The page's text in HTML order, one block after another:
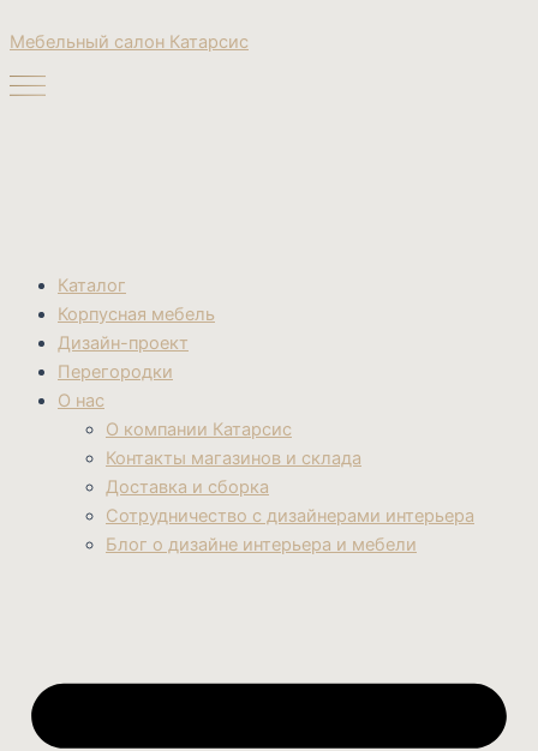
к
содержимому
Мебельный салон Катарсис
Каталог
Корпусная мебель
Дизайн-проект
Перегородки
О нас
О компании Катарсис
Контакты магазинов и склада
Доставка и сборка
Сотрудничество с дизайнерами интерьера
Блог о дизайне интерьера и мебели
товаров